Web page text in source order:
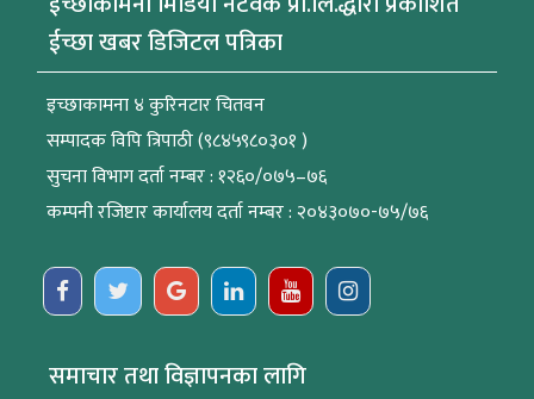
ईच्छा खबर डिजिटल पत्रिका
इच्छाकामना ४ कुरिनटार चितवन
सम्पादक विपि त्रिपाठी (९८४५९८०३०१ )
सुचना विभाग दर्ता नम्बर : १२६०/०७५–७६
कम्पनी रजिष्टार कार्यालय दर्ता नम्बर : २०४३०७०-७५/७६
समाचार तथा विज्ञापनका लागि